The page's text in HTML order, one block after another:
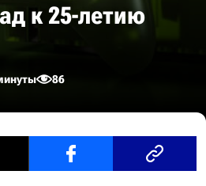
к 25-летию
86